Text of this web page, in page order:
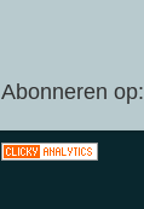
Abonneren op: